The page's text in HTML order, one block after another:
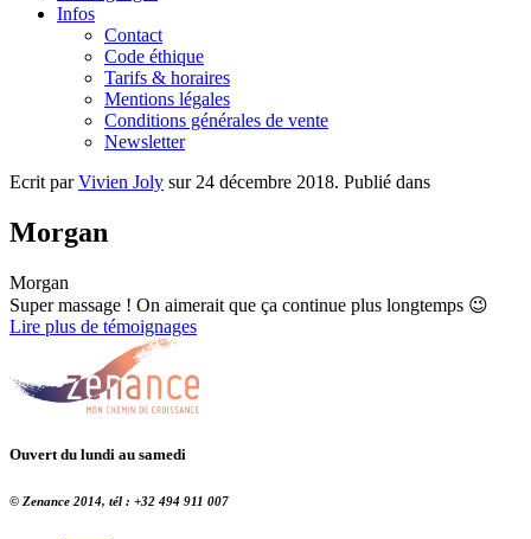
Infos
Contact
Code éthique
Tarifs & horaires
Mentions légales
Conditions générales de vente
Newsletter
Ecrit parVivien Joly sur 24 décembre 2018. Publié dans
Morgan
Morgan
Super massage ! On aimerait que ça continue plus longtemps 😉
Lire plus de témoignages
Ouvert du lundi au samedi
© Zenance 2014, tél : +32 494 911 007